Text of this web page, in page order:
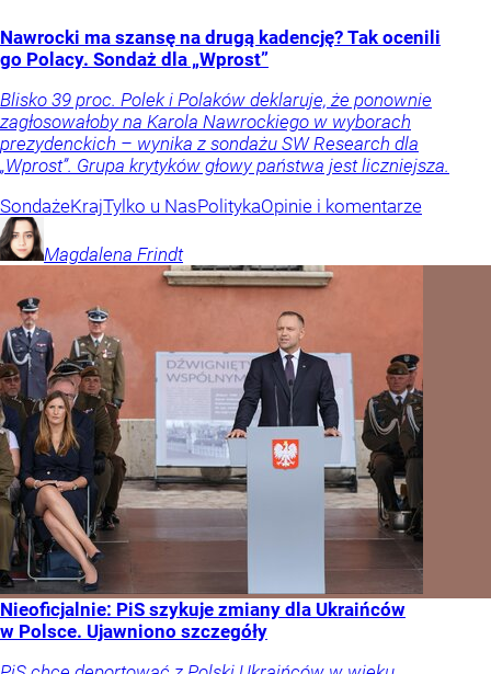
Nawrocki ma szansę na drugą kadencję? Tak ocenili
go Polacy. Sondaż dla „Wprost”
Blisko 39 proc. Polek i Polaków deklaruje, że ponownie
zagłosowałoby na Karola Nawrockiego w wyborach
prezydenckich – wynika z sondażu SW Research dla
„Wprost”. Grupa krytyków głowy państwa jest liczniejsza.
SondażeKrajTylko u NasPolitykaOpinie i komentarze
Magdalena Frindt
Nieoficjalnie: PiS szykuje zmiany dla Ukraińców
w Polsce. Ujawniono szczegóły